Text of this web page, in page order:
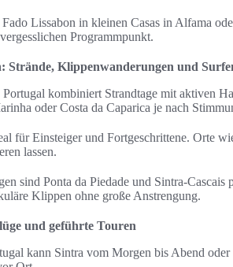
Lissabon in kleinen Casas in Alfama
Programmpunkt.
Strände, Klippenwanderungen und
kombiniert Strandtage mit aktiven
oder Costa da Caparica je nach
für Einsteiger und Fortgeschrittene. Orte
lassen.
sind Ponta da Piedade und Sintra-
Klippen ohne große Anstrengung.
und geführte Touren
kann Sintra vom Morgen bis Abend